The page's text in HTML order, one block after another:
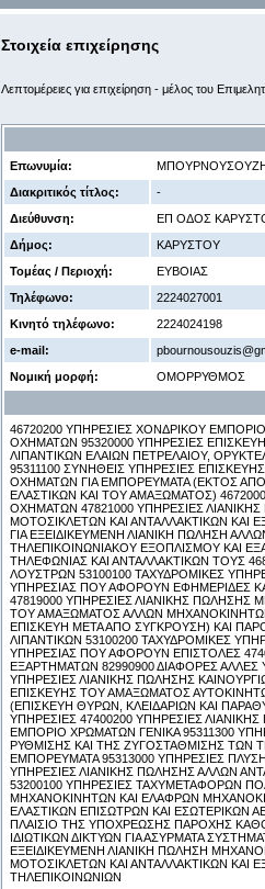
Στοιχεία επιχείρησης
Λεπτομέρειες για επιχείρηση - μέλος του
Επωνυμία:
Διακριτικός τίτλος:
-
Διεύθυνση:
ΕΠ ΟΔΟΣ
Δήμος:
ΚΑΡΥΣΤΟΥ
Τομέας / Περιοχή:
ΕΥΒΟΙΑΣ
Τηλέφωνο:
2224027001
Κινητό τηλέφωνο:
2224024198
e-mail:
Νομική μορφή:
ΟΜΟΡΡΥΘΜΟΣ
46720200 ΥΠΗΡΕΣΙΕΣ ΧΟΝΔΡΙΚΟΥ
ΟΧΗΜΑΤΩΝ 95320000 ΥΠΗΡΕΣΙΕΣ
ΛΙΠΑΝΤΙΚΩΝ ΕΛΑΙΩΝ ΠΕΤΡΕΛΑΙΟΥ,
95311100 ΣΥΝΗΘΕΙΣ ΥΠΗΡΕΣΙΕΣ
ΟΧΗΜΑΤΩΝ ΓΙΑ ΕΜΠΟΡΕΥΜΑΤΑ (ΕΚΤΟΣ
ΕΛΑΣΤΙΚΩΝ ΚΑΙ ΤΟΥ ΑΜΑΞΩΜΑΤΟΣ)
ΟΧΗΜΑΤΩΝ 47821000 ΥΠΗΡΕΣΙΕΣ
ΜΟΤΟΣΙΚΛΕΤΩΝ ΚΑΙ ΑΝΤΑΛΛΑΚΤΙΚΩΝ ΚΑΙ
ΓΙΑ ΕΞΕΙΔΙΚΕΥΜΕΝΗ ΛΙΑΝΙΚΗ ΠΩΛΗΣΗ
ΤΗΛΕΠΙΚΟΙΝΩΝΙΑΚΟΥ ΕΞΟΠΛΙΣΜΟΥ ΚΑΙ
ΤΗΛΕΦΩΝΙΑΣ ΚΑΙ ΑΝΤΑΛΛΑΚΤΙΚΩΝ ΤΟΥΣ
ΛΟΥΣΤΡΩΝ 53100100 ΤΑΧΥΔΡΟΜΙΚΕΣ
ΥΠΗΡΕΣΙΑΣ ΠΟΥ ΑΦΟΡΟΥΝ ΕΦΗΜΕΡΙΔΕΣ
47819000 ΥΠΗΡΕΣΙΕΣ ΛΙΑΝΙΚΗΣ
ΤΟΥ ΑΜΑΞΩΜΑΤΟΣ ΑΛΛΩΝ
ΕΠΙΣΚΕΥΗ ΜΕΤΑ ΑΠΟ ΣΥΓΚΡΟΥΣΗ) ΚΑΙ
ΛΙΠΑΝΤΙΚΩΝ 53100200 ΤΑΧΥΔΡΟΜΙΚΕΣ
ΥΠΗΡΕΣΙΑΣ ΠΟΥ ΑΦΟΡΟΥΝ ΕΠΙΣΤΟΛΕΣ
ΕΞΑΡΤΗΜΑΤΩΝ 82990900 ΔΙΑΦΟΡΕΣ ΑΛΛΕΣ
ΥΠΗΡΕΣΙΕΣ ΛΙΑΝΙΚΗΣ ΠΩΛΗΣΗΣ
ΕΠΙΣΚΕΥΗΣ ΤΟΥ ΑΜΑΞΩΜΑΤΟΣ
(ΕΠΙΣΚΕΥΗ ΘΥΡΩΝ, ΚΛΕΙΔΑΡΙΩΝ ΚΑΙ
ΥΠΗΡΕΣΙΕΣ 47400200 ΥΠΗΡΕΣΙΕΣ
ΕΜΠΟΡΙΟ ΧΡΩΜΑΤΩΝ ΓΕΝΙΚΑ 95311300
ΡΥΘΜΙΣΗΣ ΚΑΙ ΤΗΣ ΖΥΓΟΣΤΑΘΜΙΣΗΣ ΤΩΝ
ΕΜΠΟΡΕΥΜΑΤΑ 95313000 ΥΠΗΡΕΣΙΕΣ
ΥΠΗΡΕΣΙΕΣ ΛΙΑΝΙΚΗΣ ΠΩΛΗΣΗΣ ΑΛΛΩΝ
53200100 ΥΠΗΡΕΣΙΕΣ ΤΑΧΥΜΕΤΑΦΟΡΩΝ
ΜΗΧΑΝΟΚΙΝΗΤΩΝ ΚΑΙ ΕΛΑΦΡΩΝ
ΕΛΑΣΤΙΚΩΝ ΕΠΙΣΩΤΡΩΝ ΚΑΙ ΕΣΩΤΕΡΙΚΩΝ
ΠΛΑΙΣΙΟ ΤΗΣ ΥΠΟΧΡΕΩΣΗΣ ΠΑΡΟΧΗΣ
ΙΔΙΩΤΙΚΩΝ ΔΙΚΤΥΩΝ ΓΙΑ ΑΣΥΡΜΑΤΑ
ΕΞΕΙΔΙΚΕΥΜΕΝΗ ΛΙΑΝΙΚΗ ΠΩΛΗΣΗ
ΜΟΤΟΣΙΚΛΕΤΩΝ ΚΑΙ ΑΝΤΑΛΛΑΚΤΙΚΩΝ ΚΑΙ
ΤΗΛΕΠΙΚΟΙΝΩΝΙΩΝ